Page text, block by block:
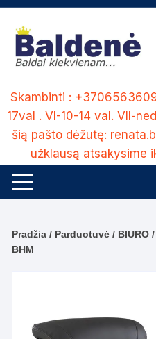
Skip
content
Skambinti :
17val . VI-10-14 val. VII-
šią pašto dėžutę:
užklausą atsakysime
Pradžia / Parduotuvė / BIURO /
BHM